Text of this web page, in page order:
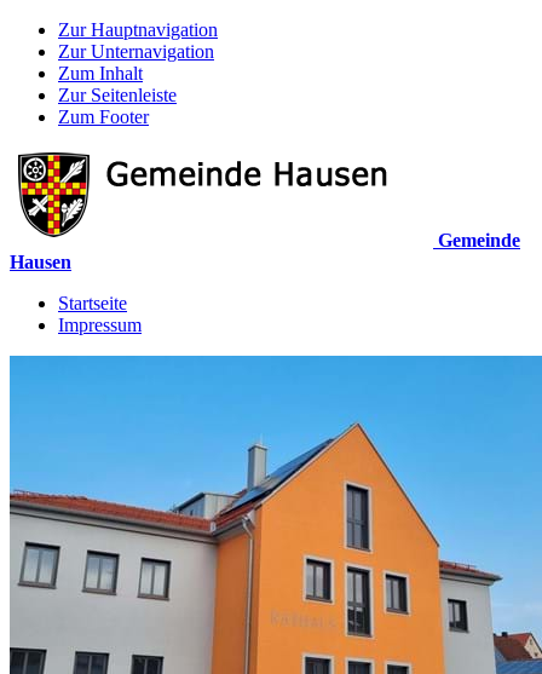
Zur Hauptnavigation
Zur Unternavigation
Zum Inhalt
Zur Seitenleiste
Zum Footer
Gemeinde
Hausen
Startseite
Impressum